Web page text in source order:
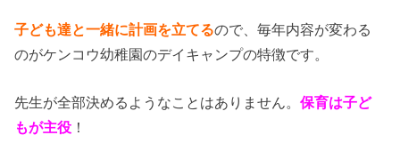
子ども達と一緒に計画を立てるので、毎年内容が変わる
のがケンコウ幼稚園のデイキャンプの特徴です。
先生が全部決めるようなことはありません。保育は子ど
もが主役 ！